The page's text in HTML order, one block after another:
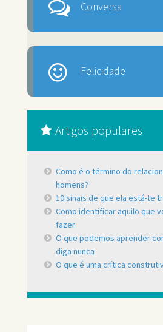
Conversa
Felicidade
Artigos populares
Como é o término do
homens?
10 sinais de que ela está-te
Como identificar aquilo que
fazer
O que podemos aprender
diga nunca
O que é uma crítica